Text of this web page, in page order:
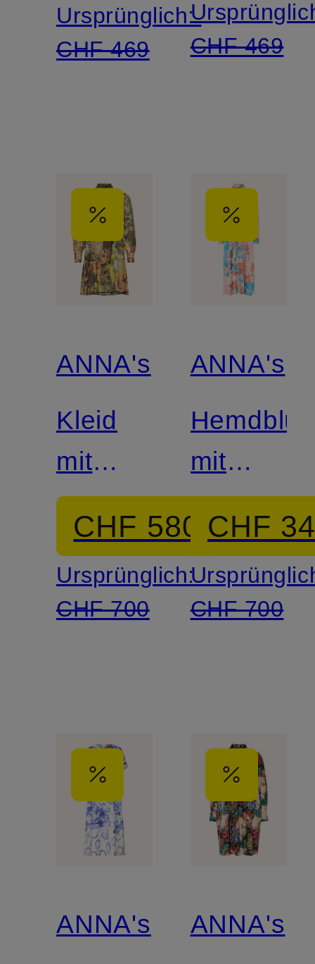
Ursprünglich:
CHF 469
CHF 469
ANNA's
Kleid
mit
abnehmbarer
Schluppe
CHF 580
Ursprünglich:
CHF 700
ANNA's
mit
Seide
CHF
CHF 700
ANNA's
ANNA's